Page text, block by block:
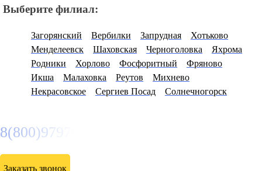
Выберите филиал:
Загорянский Вербилки Запрудная
Хотьково
Менделеевск
Шаховская Черноголовка
Яхрома
Родники
Хорлово Фосфоритный
Фряново
Икша
Малаховка Реутов
Михнево
Некрасовское
Сергиев Посад Солнечногорск
8(800)9797043
Заказать звонок